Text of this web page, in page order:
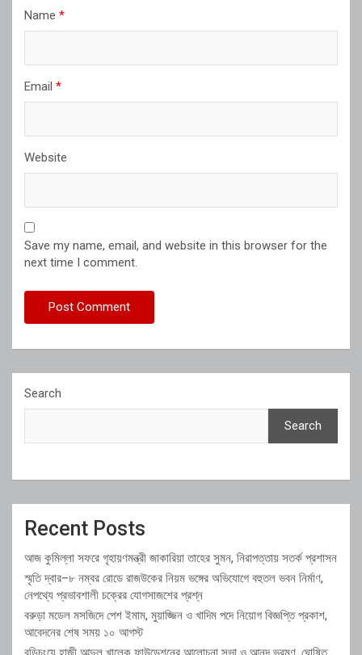
Name *
Email *
Website
Save my name, email, and website in this browser for the
next time I comment.
Search
Search
Recent Posts
আজ কুমিল্লা সফরে গৃহায়ণমন্ত্রী জাকারিয়া তাহের সুমন, নিরাপত্তায় সতর্ক প্রশাসন
স্মৃতি দ্বার–৮ নম্বর রোডে রাজউকের নিয়ম ভঙ্গের অভিযোগে বহুতল ভবন নির্মাণ,
নেপথ্যে প্রভাবশালী চক্রের যোগসাজশের প্রশ্ন
বরুড়া মডেল মসজিদে পেশ ইমাম, মুয়াজ্জিন ও খাদিম পদে নিয়োগ বিজ্ঞপ্তি প্রকাশ,
আবেদনের শেষ সময় ১০ আগস্ট